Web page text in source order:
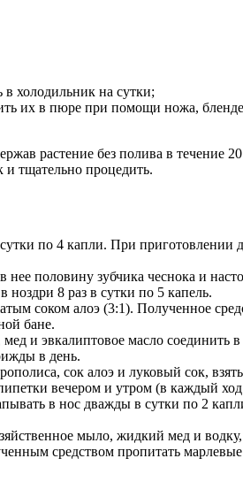
в холодильник на сутки;
их в пюре при помощи ножа,
растение без полива в течение
и тщательно процедить.
по 4 капли. При приготовлении
половину зубчика чеснока и
8 раз в сутки по 5 капель.
соком алоэ (3:1). Полученное
бане.
и эвкалиптовое масло
в день.
сок алоэ и луковый сок,
вечером и утром (в каждый
в нос дважды в сутки по 2
мыло, жидкий мед и
средством пропитать